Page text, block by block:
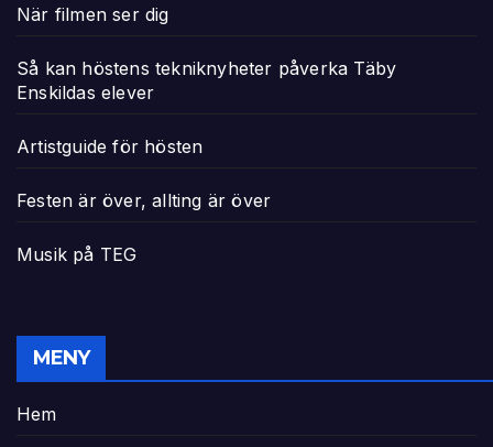
När filmen ser dig
Så kan höstens tekniknyheter påverka Täby
Enskildas elever
Artistguide för hösten
Festen är över, allting är över
Musik på TEG
MENY
Hem